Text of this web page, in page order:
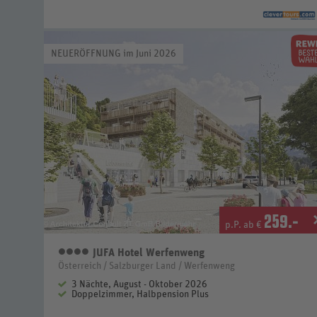
NEUERÖFFNUNG im Juni 2026
p.P. ab € 259.-
4 Sterne
JUFA Hotel Werfenweng
Österreich / Salzburger Land / Werfenweng
3 Nächte, August - Oktober 2026
Doppelzimmer, Halbpension Plus